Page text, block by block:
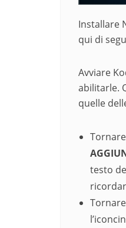
Installare
qui di
Avviare
abilitarle.
quelle
testo